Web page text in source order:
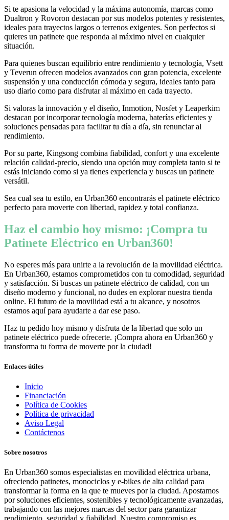
Si te apasiona la velocidad y la máxima autonomía, marcas como
Dualtron y Rovoron destacan por sus modelos potentes y resistentes,
ideales para trayectos largos o terrenos exigentes. Son perfectos si
quieres un patinete que responda al máximo nivel en cualquier
situación.
Para quienes buscan equilibrio entre rendimiento y tecnología, Vsett
y Teverun ofrecen modelos avanzados con gran potencia, excelente
suspensión y una conducción cómoda y segura, ideales tanto para
uso diario como para disfrutar al máximo en cada trayecto.
Si valoras la innovación y el diseño, Inmotion, Nosfet y Leaperkim
destacan por incorporar tecnología moderna, baterías eficientes y
soluciones pensadas para facilitar tu día a día, sin renunciar al
rendimiento.
Por su parte, Kingsong combina fiabilidad, confort y una excelente
relación calidad-precio, siendo una opción muy completa tanto si te
estás iniciando como si ya tienes experiencia y buscas un patinete
versátil.
Sea cual sea tu estilo, en Urban360 encontrarás el patinete eléctrico
perfecto para moverte con libertad, rapidez y total confianza.
Haz el cambio hoy mismo: ¡Compra tu
Patinete Eléctrico en Urban360!
No esperes más para unirte a la revolución de la movilidad eléctrica.
En Urban360, estamos comprometidos con tu comodidad, seguridad
y satisfacción. Si buscas un patinete eléctrico de calidad, con un
diseño moderno y funcional, no dudes en explorar nuestra tienda
online. El futuro de la movilidad está a tu alcance, y nosotros
estamos aquí para ayudarte a dar ese paso.
Haz tu pedido hoy mismo y disfruta de la libertad que solo un
patinete eléctrico puede ofrecerte. ¡Compra ahora en Urban360 y
transforma tu forma de moverte por la ciudad!
Enlaces útiles
Inicio
Financiación
Política de Cookies
Política de privacidad
Aviso Legal
Contáctenos
Sobre nosotros
En Urban360 somos especialistas en movilidad eléctrica urbana,
ofreciendo patinetes, monociclos y e-bikes de alta calidad para
transformar la forma en la que te mueves por la ciudad. Apostamos
por soluciones eficientes, sostenibles y tecnológicamente avanzadas,
trabajando con las mejores marcas del sector para garantizar